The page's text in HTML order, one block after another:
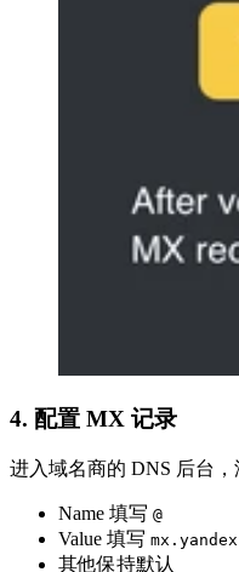
4. 配置 MX 记录
进入域名商的 DNS 后台，
Name 填写 @
Value 填写
其他保持默认